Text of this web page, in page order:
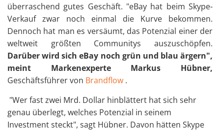
überraschend gutes Geschäft. "eBay hat beim Skype-
Verkauf zwar noch einmal die Kurve bekommen.
Dennoch hat man es versäumt, das Potenzial einer der
weltweit größten Communitys auszuschöpfen.
Darüber wird sich eBay noch grün und blau ärgern",
meint Markenexperte Markus Hübner,
Geschäftsführer von Brandflow .
"Wer fast zwei Mrd. Dollar hinblättert hat sich sehr
genau überlegt, welches Potenzial in seinem
Investment steckt", sagt Hübner. Davon hätten Skype